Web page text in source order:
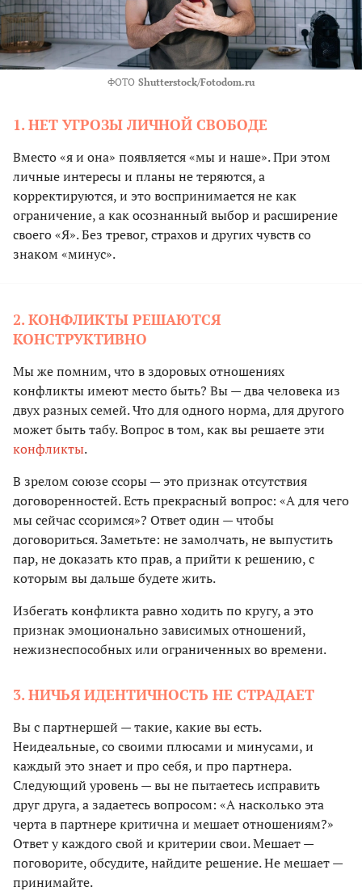
ФОТО Shutterstock/Fotodom.ru
1. НЕТ УГРОЗЫ ЛИЧНОЙ СВОБОДЕ
Вместо «я и она» появляется «мы и наше». При этом
личные интересы и планы не теряются, а
корректируются, и это воспринимается не как
ограничение, а как осознанный выбор и расширение
своего «Я». Без тревог, страхов и других чувств со
знаком «минус».
2. КОНФЛИКТЫ РЕШАЮТСЯ
КОНСТРУКТИВНО
Мы же помним, что в здоровых отношениях
конфликты имеют место быть? Вы — два человека из
двух разных семей. Что для одного норма, для другого
может быть табу. Вопрос в том, как вы решаете эти
конфликты.
В зрелом союзе ссоры — это признак отсутствия
договоренностей. Есть прекрасный вопрос: «А для чего
мы сейчас ссоримся»? Ответ один — чтобы
договориться. Заметьте: не замолчать, не выпустить
пар, не доказать кто прав, а прийти к решению, с
которым вы дальше будете жить.
Избегать конфликта равно ходить по кругу, а это
признак эмоционально зависимых отношений,
нежизнеспособных или ограниченных во времени.
3. НИЧЬЯ ИДЕНТИЧНОСТЬ НЕ СТРАДАЕТ
Вы с партнершей — такие, какие вы есть.
Неидеальные, со своими плюсами и минусами, и
каждый это знает и про себя, и про партнера.
Следующий уровень — вы не пытаетесь исправить
друг друга, а задаетесь вопросом: «А насколько эта
черта в партнере критична и мешает отношениям?»
Ответ у каждого свой и критерии свои. Мешает —
поговорите, обсудите, найдите решение. Не мешает —
принимайте.